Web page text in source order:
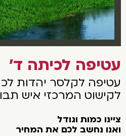
עטיפה לכיתה ד'
לקישוט המרכזי איש
צײנו כמות וגודל
ואנו נחשב לכם את המחיר